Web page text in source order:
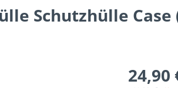
Schutzhülle
24,90